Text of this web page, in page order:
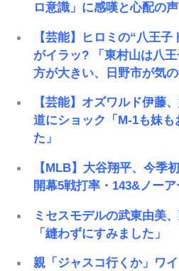
ロ意識」に感嘆と心配の声
【芸能】ヒロミの“八王
がイラッ? 「東村山は八
方が大きい、日野市が気
【芸能】オズワルド伊藤
道にショック「M-1も妹
た」
【MLB】大谷翔平、今季
開幕5戦打率・143&ノーア
ミセスモデルの武東由美
「縫わずにすみました」
親「ジャスコ行くか」ワ